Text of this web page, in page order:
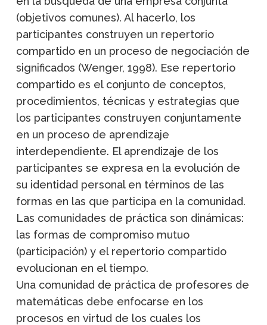
(objetivos comunes). Al hacerlo, los
participantes construyen un repertorio
compartido en un proceso de negociación de
significados (Wenger, 1998). Ese repertorio
compartido es el conjunto de conceptos,
procedimientos, técnicas y estrategias que
los participantes construyen conjuntamente
en un proceso de aprendizaje
interdependiente. El aprendizaje de los
participantes se expresa en la evolución de
su identidad personal en términos de las
formas en las que participa en la comunidad.
Las comunidades de práctica son dinámicas:
las formas de compromiso mutuo
(participación) y el repertorio compartido
evolucionan en el tiempo.
Una comunidad de práctica de profesores de
matemáticas debe enfocarse en los
procesos en virtud de los cuales los